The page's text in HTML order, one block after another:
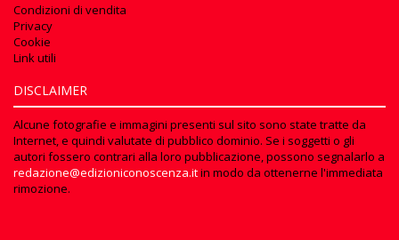
Condizioni di vendita
Privacy
Cookie
Link utili
DISCLAIMER
Alcune fotografie e immagini presenti sul sito sono state tratte da
Internet, e quindi valutate di pubblico dominio. Se i soggetti o gli
autori fossero contrari alla loro pubblicazione, possono segnalarlo a
redazione@edizioniconoscenza.itin modo da ottenerne l'immediata
rimozione.